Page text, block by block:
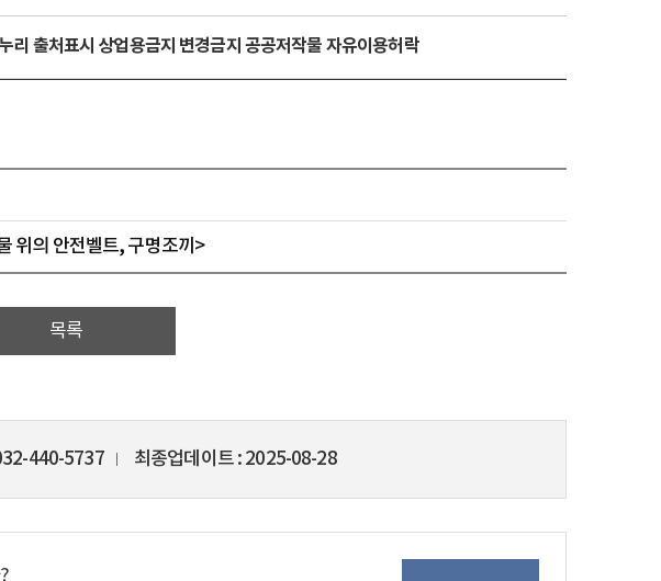
리 출처표시 상업용금지 변경금지 공공저작물 자유이용허락
위의 안전벨트, 구명조끼>
목록
440-5737 최종업데이트 2025-08-28